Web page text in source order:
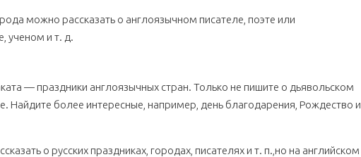
можно рассказать о англоязычном писателе, поэте или
ученом и т. д.
— праздники англоязычных стран. Только не пишите о дьявольском
Найдите более интересные, например, день благодарения, Рождество и
о русских праздниках, городах, писателях и т. п.,но на английском